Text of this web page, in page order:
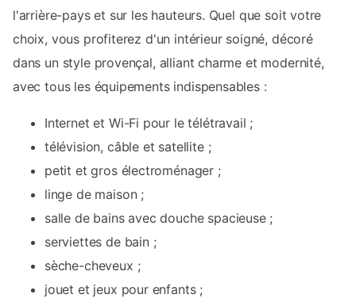
l'arrière-pays et sur les hauteurs. Quel que soit votre
choix, vous profiterez d'un intérieur soigné, décoré
dans un style provençal, alliant charme et modernité,
avec tous les équipements indispensables :
Internet et Wi-Fi pour le télétravail ;
télévision, câble et satellite ;
petit et gros électroménager ;
linge de maison ;
salle de bains avec douche spacieuse ;
serviettes de bain ;
sèche-cheveux ;
jouet et jeux pour enfants ;